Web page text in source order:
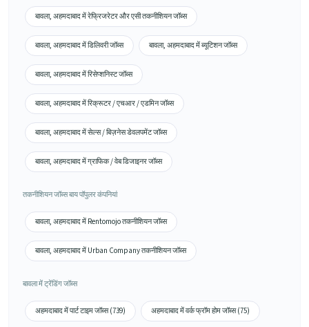
बावला, अहमदाबाद में रेफ्रिजरेटर और एसी तकनीशियन जॉब्स
बावला, अहमदाबाद में डिलिवरी जॉब्स बावला, अहमदाबाद में ब्यूटिशन जॉब्स
बावला, अहमदाबाद में रिसेप्शनिस्ट जॉब्स
बावला, अहमदाबाद में रिक्रूटर / एचआर / एडमिन जॉब्स
बावला, अहमदाबाद में सेल्स / बिज़नेस डेवलपमेंट जॉब्स
बावला, अहमदाबाद में ग्राफिक / वेब डिजाइनर जॉब्स
तकनीशियन जॉब्स बाय पॉपुलर कंपनियां
बावला, अहमदाबाद में Rentomojo तकनीशियन जॉब्स
बावला, अहमदाबाद में Urban Company तकनीशियन जॉब्स
बावला में ट्रेंडिंग जॉब्स
अहमदाबाद में पार्ट टाइम जॉब्स (739) अहमदाबाद में वर्क फ्रॉम होम जॉब्स (75)